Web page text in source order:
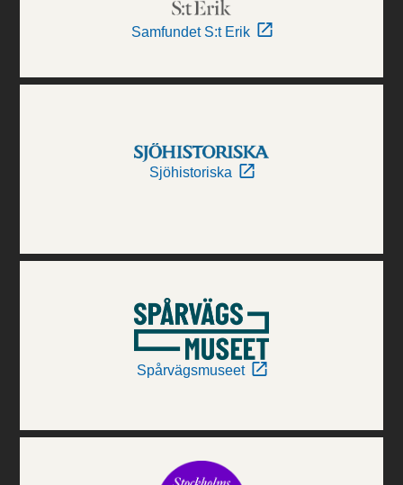
Samfundet S:t Erik
Sjöhistoriska
Spårvägsmuseet